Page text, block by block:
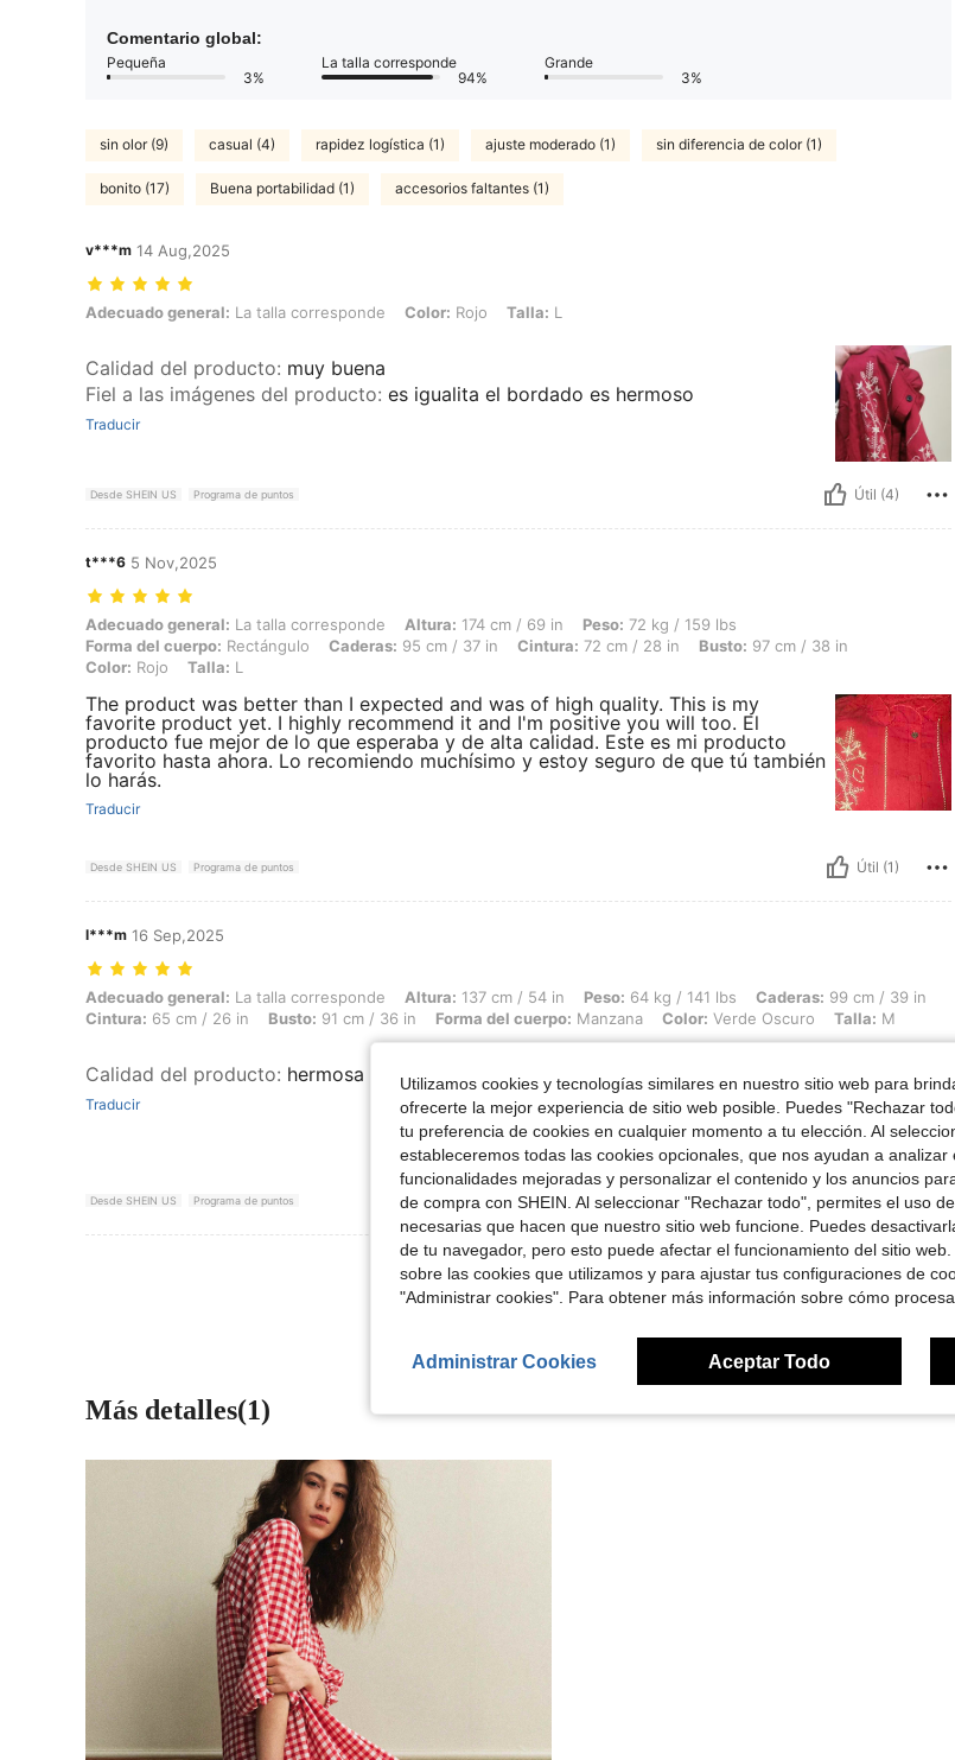
Comentario global:
Pequeña
3%
La talla corresponde
94%
Grande
3%
sin olor (9) casual (4) rapidez logística (1) ajuste moderado (1) sin diferencia de color (1)
bonito (17) Buena portabilidad (1) accesorios faltantes (1)
v***m 14 Aug,2025
Adecuado general: La talla corresponde, Color: Rojo, Talla: L
Adecuado general: La talla corresponde Color: Rojo Talla: L
Calidad del producto: muy buena
Fiel a las imágenes del producto: es igualita el bordado es hermoso
Traducir
Desde SHEIN US Programa de puntos Útil (4)
t***6 5 Nov,2025
Adecuado general: La talla corresponde, Altura: 174 cm / 69 in, Peso: 72 kg / 159 lbs, Forma del cuerpo: Rectángulo, Caderas: 95
Adecuado general: La talla corresponde Altura: 174 cm / 69 in Peso: 72 kg / 159 lbs
Forma del cuerpo: Rectángulo Caderas: 95 cm / 37 in Cintura: 72 cm / 28 in Busto: 97 cm / 38 in
Color: Rojo Talla: L
The product was better than I expected and was of high quality. This is my
favorite product yet. I highly recommend it and I'm positive you will too. El
producto fue mejor de lo que esperaba y de alta calidad. Este es mi producto
favorito hasta ahora. Lo recomiendo muchísimo y estoy seguro de que tú también
lo harás.
Traducir
Desde SHEIN US Programa de puntos Útil (1)
l***m 16 Sep,2025
Adecuado general: La talla corresponde, Altura: 137 cm / 54 in, Peso: 64 kg / 141 lbs, Caderas: 99 cm / 39 in, Cintura: 65 cm / 26 in,
Adecuado general: La talla corresponde Altura: 137 cm / 54 in Peso: 64 kg / 141 lbs Caderas: 99 cm / 39 in
Cintura: 65 cm / 26 in Busto: 91 cm / 36 in Forma del cuerpo: Manzana Color: Verde Oscuro Talla: M
Calidad del producto: hermosa me encanta está súper linda!
Traducir
Desde SHEIN US Programa de puntos Útil (1)
Ver Más Reseñas
Más detalles(1)
Utilizamos cookies y tecnologías similares en nuestro sitio web para
ofrecerte la mejor experiencia de sitio web posible. Puedes "Rechazar
tu preferencia de cookies en cualquier momento a tu elección. Al
estableceremos todas las cookies opcionales, que nos ayudan a analizar
funcionalidades mejoradas y personalizar el contenido y los anuncios
de compra con SHEIN. Al seleccionar "Rechazar todo", permites el uso
necesarias que hacen que nuestro sitio web funcione. Puedes
de tu navegador, pero esto puede afectar el funcionamiento del sitio
sobre las cookies que utilizamos y para ajustar tus configuraciones de
"Administrar cookies". Para obtener más información sobre cómo
Administrar Cookies Aceptar Todo